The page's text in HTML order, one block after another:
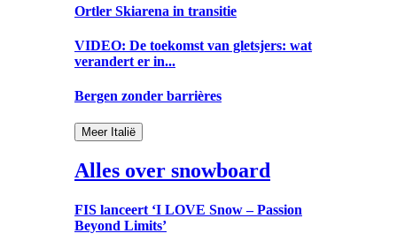
Ortler Skiarena in transitie
VIDEO: De toekomst van gletsjers: wat
verandert er in...
Bergen zonder barrières
Meer Italië
Alles over snowboard
FIS lanceert ‘I LOVE Snow – Passion
Beyond Limits’